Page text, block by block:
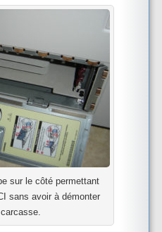
sur le côté permettant
sans avoir à démonter